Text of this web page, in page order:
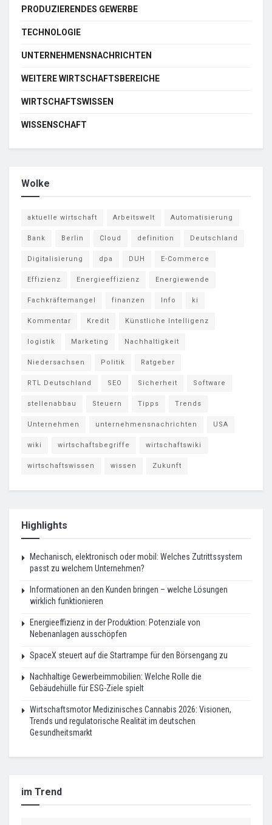
PRODUZIERENDES GEWERBE
TECHNOLOGIE
UNTERNEHMENSNACHRICHTEN
WEITERE WIRTSCHAFTSBEREICHE
WIRTSCHAFTSWISSEN
WISSENSCHAFT
Wolke
aktuelle wirtschaft Arbeitswelt Automatisierung
Bank Berlin Cloud definition Deutschland
Digitalisierung dpa DUH E-Commerce
Effizienz Energieeffizienz Energiewende
Fachkräftemangel finanzen Info ki
Kommentar Kredit Künstliche Intelligenz
logistik Marketing Nachhaltigkeit
Niedersachsen Politik Ratgeber
RTL Deutschland SEO Sicherheit Software
stellenabbau Steuern Tipps Trends
Unternehmen unternehmensnachrichten USA
wiki wirtschaftsbegriffe wirtschaftswiki
wirtschaftswissen wissen Zukunft
Highlights
Mechanisch, elektronisch oder mobil: Welches Zutrittssystem
passt zu welchem Unternehmen?
Informationen an den Kunden bringen – welche Lösungen
wirklich funktionieren
Energieeffizienz in der Produktion: Potenziale von
Nebenanlagen ausschöpfen
SpaceX steuert auf die Startrampe für den Börsengang zu
Nachhaltige Gewerbeimmobilien: Welche Rolle die
Gebäudehülle für ESG-Ziele spielt
Wirtschaftsmotor Medizinisches Cannabis 2026: Visionen,
Trends und regulatorische Realität im deutschen
Gesundheitsmarkt
im Trend